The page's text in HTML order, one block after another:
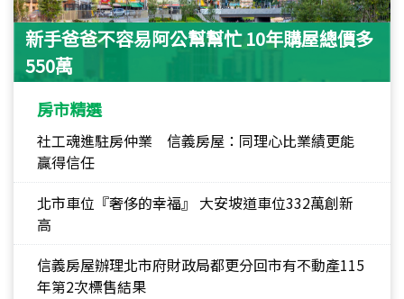
新手爸爸不容易阿公幫幫忙 10年購屋總價多
550萬
房市精選
社工魂進駐房仲業 信義房屋：同理心比業績更能
贏得信任
北市車位『奢侈的幸福』 大安坡道車位332萬創新
高
信義房屋辦理北市府財政局都更分回市有不動產115
年第2次標售結果